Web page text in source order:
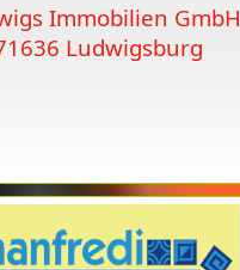
Immobilien GmbH
Ludwigsburg